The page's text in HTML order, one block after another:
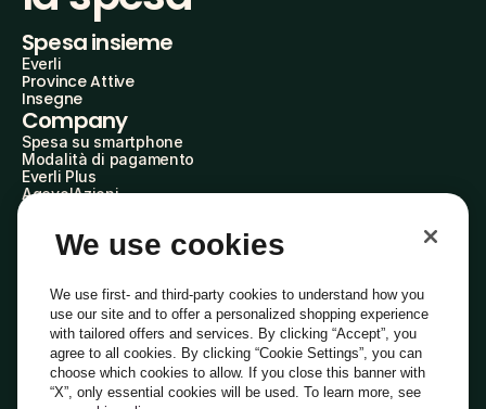
Spesa insieme
Everli
Province Attive
Insegne
Company
Spesa su smartphone
Modalità di pagamento
Everli Plus
AgevolAzioni
Everli Shoppers
Scopri chi siamo
Domande frequenti
Lavora con noi
Diventa Shopper
Investitori
PrivacyCookiePreferenze Cookie
We use cookies
We use first- and third-party cookies to understand how you
use our site and to offer a personalized shopping experience
with tailored offers and services. By clicking “Accept”, you
agree to all cookies. By clicking “Cookie Settings”, you can
choose which cookies to allow. If you close this banner with
“X”, only essential cookies will be used. To learn more, see